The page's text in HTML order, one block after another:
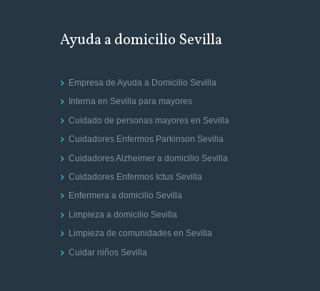
Ayuda a domicilio Sevilla
Empresa de Ayuda a Domicilio Sevilla
Interna en Sevilla para mayores
Cuidado de personas mayores en Sevilla
Cuidadores Enfermos Parkinson Sevilla
Cuidadores Alzheimer a domicilio Sevilla
Cuidadores Enfermos Ictus Sevilla
Enfermera a domicilio Sevilla
Limpieza a domicilio Sevilla
Limpieza de comunidades en Sevilla
Cuidar niños Sevilla